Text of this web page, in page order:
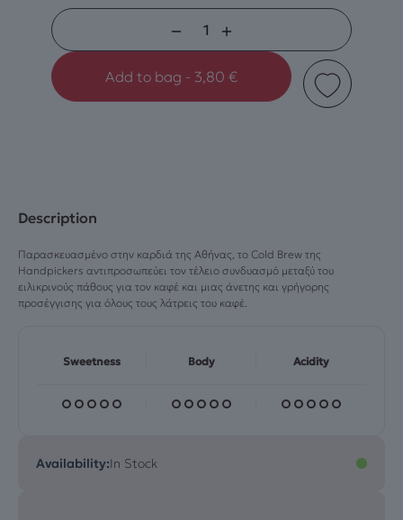
Description
Παρασκευασμένο στην καρδιά της Αθήνας, το Cold Brew της
Handpickers αντιπροσωπεύει τον τέλειο συνδυασμό μεταξύ του
ειλικρινούς πάθους για τον καφέ και μιας άνετης και γρήγορης
προσέγγισης για όλους τους λάτρεις του καφέ.
Sweetness Body Acidity
Cold
Organic
Blend
Add to bag - 3,80 €
Availability:In Stock